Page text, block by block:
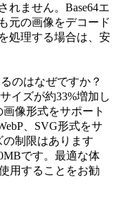
れません。Base64エ
元の画像をデコード
処理する場合は、安
のはなぜですか？
イズが約33%増加し
像形式をサポート
、SVG形式をサ
制限はあります
です。最適な体
用することをお勧